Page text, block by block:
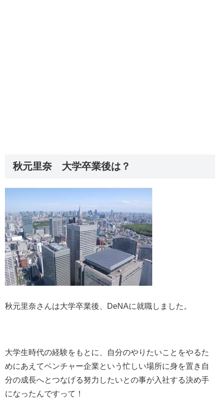
秋元里奈 大学卒業後は？
秋元里奈さんは大学卒業後、DeNAに就職しました。
大学生時代の経験をもとに、自分のやりたいことをやるた
めにあえてベンチャー企業という忙しい場所に身を置き自
分の成長へとつなげる努力したいとの事が入社する決め手
になったんですって！